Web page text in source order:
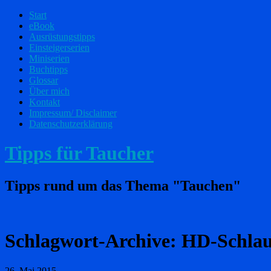
Start
eBook
Ausrüstungstipps
Einsteigerserien
Miniserien
Buchtipps
Glossar
Über mich
Kontakt
Impressum/ Disclaimer
Datenschutzerklärung
Tipps für Taucher
Tipps rund um das Thema "Tauchen"
Schlagwort-Archive: HD-